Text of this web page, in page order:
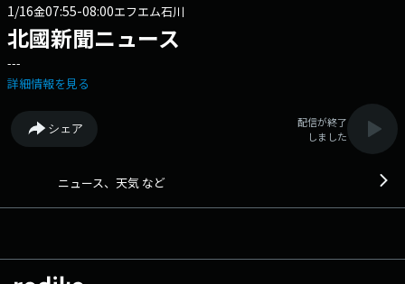
1/16金07:55-08:00エフエム石川
北國新聞ニュース
---
詳細情報を見る
シェア
配信が終了
しました
ニュース、天気 など